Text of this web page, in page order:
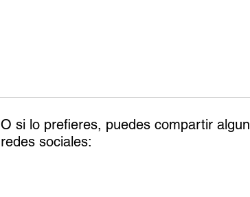
O si lo prefieres, puedes compartir
redes sociales: